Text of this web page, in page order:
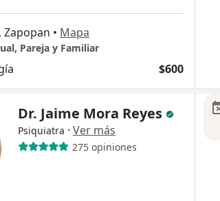
Zapopan • Mapa
Pareja y Familiar
$600
Dr. Jaime Mora Reyes
Psiquiatra · Ver más
275 opiniones